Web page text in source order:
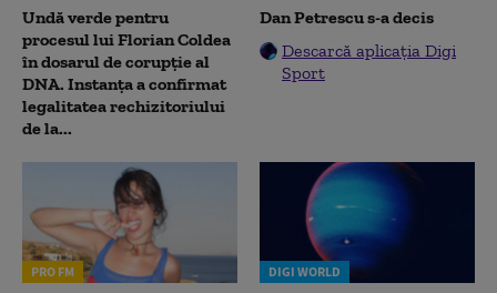
Undă verde pentru
procesul lui Florian Coldea
în dosarul de corupție al
DNA. Instanța a confirmat
legalitatea rechizitoriului
de la...
Dan Petrescu s-a decis
Descarcă aplicația Digi
Sport
PRO FM DIGI WORLD